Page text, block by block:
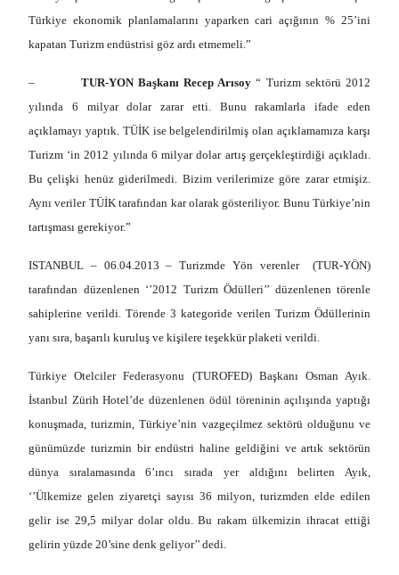
Türkiye ekonomik planlamalarını yaparken cari açığının % 25’ini
kapatan Turizm endüstrisi göz ardı etmemeli.”
– TUR-YON Başkanı Recep Arısoy“ Turizm sektörü 2012
yılında 6 milyar dolar zarar etti. Bunu rakamlarla ifade eden
açıklamayı yaptık. TÜİK ise belgelendirilmiş olan açıklamamıza karşı
Turizm ‘in 2012 yılında 6 milyar dolar artış gerçekleştirdiği açıkladı.
Bu çelişki henüz giderilmedi. Bizim verilerimize göre zarar etmişiz.
Aynı veriler TÜİK tarafından kar olarak gösteriliyor. Bunu Türkiye’nin
tartışması gerekiyor.”
ISTANBUL – 06.04.2013 – Turizmde Yön verenler (TUR-YÖN)
tarafından düzenlenen ‘’2012 Turizm Ödülleri’’ düzenlenen törenle
sahiplerine verildi. Törende 3 kategoride verilen Turizm Ödüllerinin
yanı sıra, başarılı kuruluş ve kişilere teşekkür plaketi verildi.
Türkiye Otelciler Federasyonu (TUROFED) Başkanı Osman Ayık.
İstanbul Zürih Hotel’de düzenlenen ödül töreninin açılışında yaptığı
konuşmada, turizmin, Türkiye’nin vazgeçilmez sektörü olduğunu ve
günümüzde turizmin bir endüstri haline geldiğini ve artık sektörün
dünya sıralamasında 6’ıncı sırada yer aldığını belirten Ayık,
‘’Ülkemize gelen ziyaretçi sayısı 36 milyon, turizmden elde edilen
gelir ise 29,5 milyar dolar oldu. Bu rakam ülkemizin ihracat ettiği
gelirin yüzde 20’sine denk geliyor’’ dedi.